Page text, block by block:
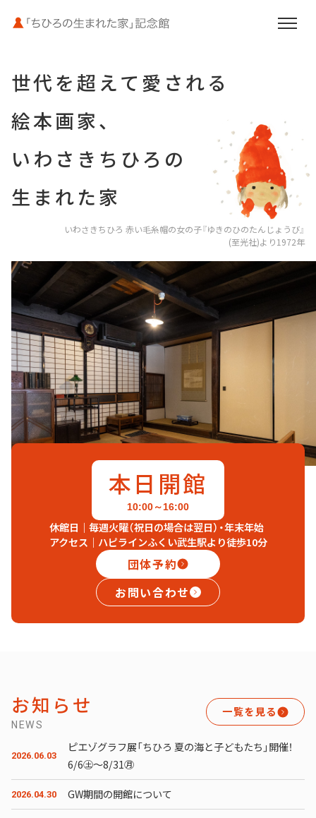
いわさきちひろと母文江
ご利用案内
周辺施設のご案内
お問い合わせ 団体予約
0778-66-7112
いわさきちひろ 赤い毛糸帽の女の子『ゆきのひのたんじょうび』
(至光社)より1972年
世代を超えて愛される
絵本画家、
いわさきちひろの
生まれた家
本日開館
10:00～16:00
休館日｜毎週火曜（祝日の場合は翌日）・年末年始
アクセス｜ハピラインふくい武生駅より徒歩10分
団体予約
お問い合わせ
お知らせ
NEWS
一覧を見る
2026.06.03
ピエゾグラフ展「ちひろ 夏の海と子どもたち」開催！
6/6㊏～8/31㊊
2026.04.30 GW期間の開館について